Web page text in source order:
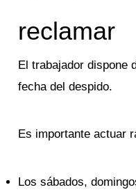
reclamar
El trabajador dispone
fecha del despido.
Es importante actuar
Los sábados,